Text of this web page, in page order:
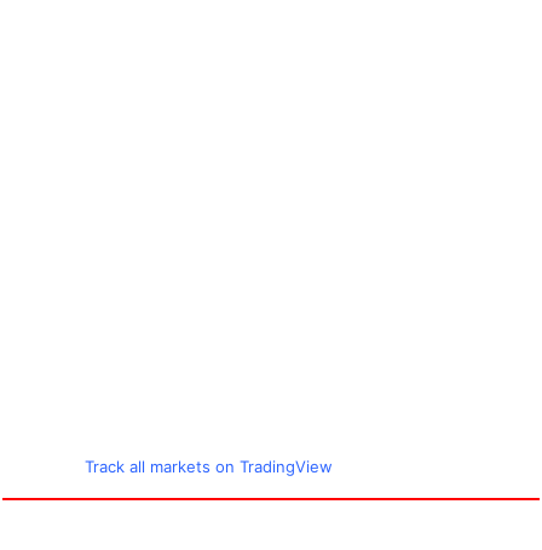
Track all markets on TradingView